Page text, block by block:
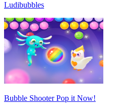
Ludibubbles
Bubble Shooter Pop it Now!